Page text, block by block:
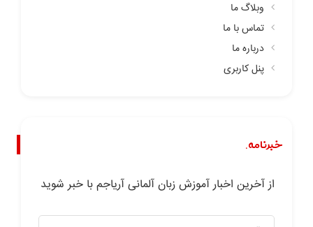
وبلاگ ما
تماس با ما
درباره ما
پنل کاربری
خبرنامه.
از آخرین اخبار آموزش زبان آلمانی آریاجم با خبر شوید